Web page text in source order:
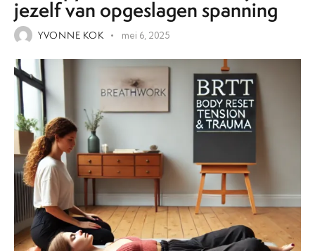
jezelf van opgeslagen spanning
YVONNE KOK mei 6, 2025